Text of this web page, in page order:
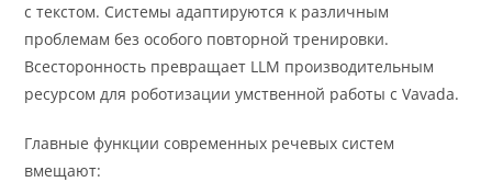
с текстом. Системы адаптируются к различным
проблемам без особого повторной тренировки.
Всесторонность превращает LLM производительным
ресурсом для роботизации умственной работы с Vavada.
Главные функции современных речевых систем
вмещают: